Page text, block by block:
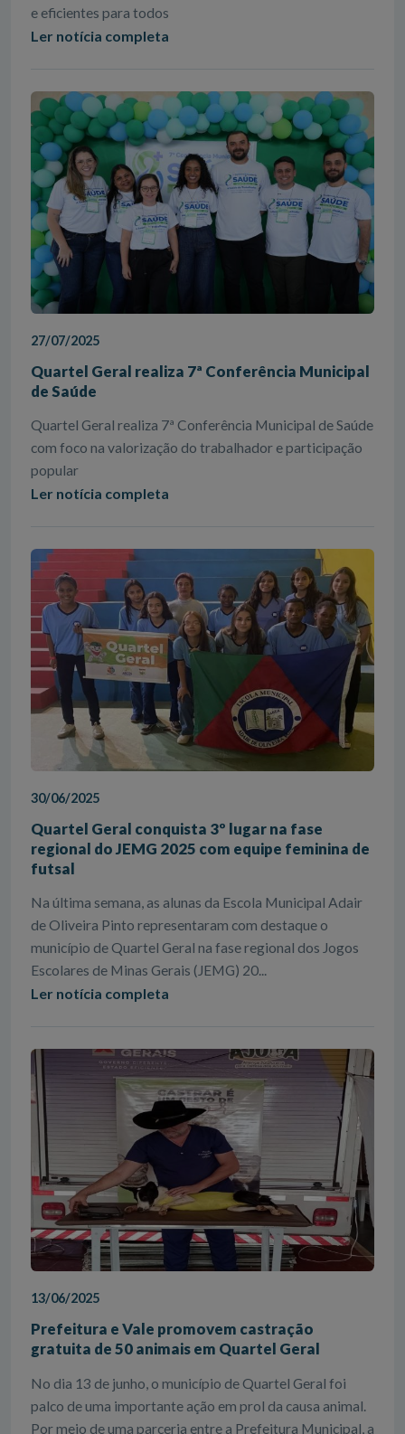
e eficientes para todos
Ler notícia completa
27/07/2025
Quartel Geral realiza 7ª Conferência Municipal
de Saúde
Quartel Geral realiza 7ª Conferência Municipal de Saúde
com foco na valorização do trabalhador e participação
popular
Ler notícia completa
30/06/2025
Quartel Geral conquista 3º lugar na fase
regional do JEMG 2025 com equipe feminina de
futsal
Na última semana, as alunas da Escola Municipal Adair
de Oliveira Pinto representaram com destaque o
município de Quartel Geral na fase regional dos Jogos
Escolares de Minas Gerais (JEMG) 20...
Ler notícia completa
13/06/2025
Prefeitura e Vale promovem castração
gratuita de 50 animais em Quartel Geral
No dia 13 de junho, o município de Quartel Geral foi
palco de uma importante ação em prol da causa animal.
Por meio de uma parceria entre a Prefeitura Municipal, a